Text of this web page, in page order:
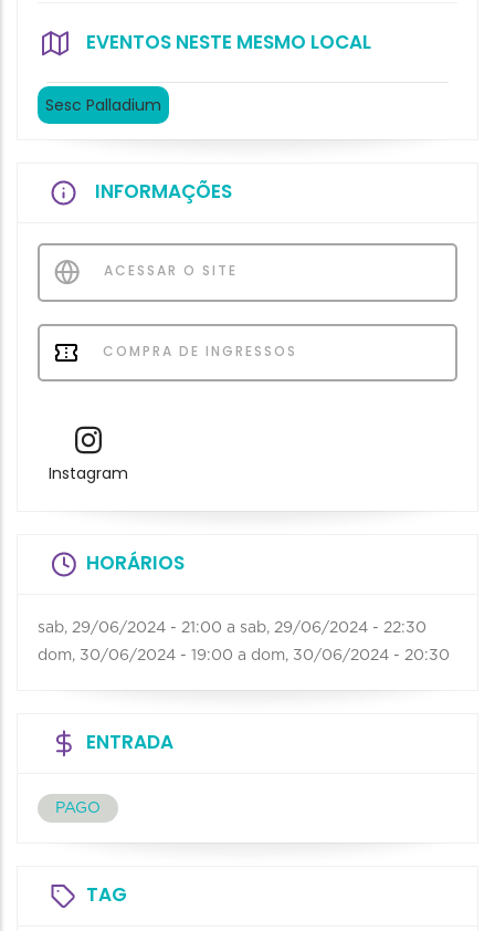
EVENTOS NESTE MESMO LOCAL
Sesc Palladium
INFORMAÇÕES
ACESSAR O SITE
COMPRA DE INGRESSOS
Instagram
HORÁRIOS
sab, 29/06/2024 - 21:00 a sab, 29/06/2024 - 22:30
dom, 30/06/2024 - 19:00 a dom, 30/06/2024 - 20:30
ENTRADA
PAGO
TAG